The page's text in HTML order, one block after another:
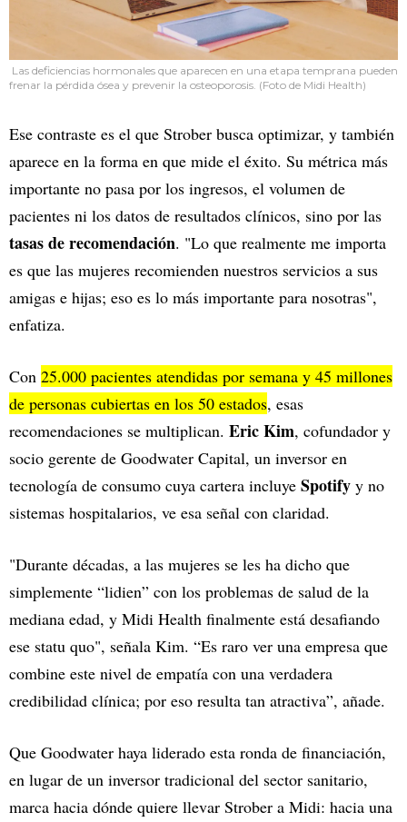
Las deficiencias hormonales que aparecen en una etapa temprana pueden
frenar la pérdida ósea y prevenir la osteoporosis. (Foto de Midi Health)
Ese contraste es el que Strober busca optimizar, y también
aparece en la forma en que mide el éxito. Su métrica más
importante no pasa por los ingresos, el volumen de
pacientes ni los datos de resultados clínicos, sino por las
tasas de recomendación. "Lo que realmente me importa
es que las mujeres recomienden nuestros servicios a sus
amigas e hijas; eso es lo más importante para nosotras",
enfatiza.
Con 25.000 pacientes atendidas por semana y 45 millones
de personas cubiertas en los 50 estados, esas
recomendaciones se multiplican. Eric Kim, cofundador y
socio gerente de Goodwater Capital, un inversor en
tecnología de consumo cuya cartera incluye Spotify y no
sistemas hospitalarios, ve esa señal con claridad.
"Durante décadas, a las mujeres se les ha dicho que
simplemente “lidien” con los problemas de salud de la
mediana edad, y Midi Health finalmente está desafiando
ese statu quo", señala Kim. “Es raro ver una empresa que
combine este nivel de empatía con una verdadera
credibilidad clínica; por eso resulta tan atractiva”, añade.
Que Goodwater haya liderado esta ronda de financiación,
en lugar de un inversor tradicional del sector sanitario,
marca hacia dónde quiere llevar Strober a Midi: hacia una